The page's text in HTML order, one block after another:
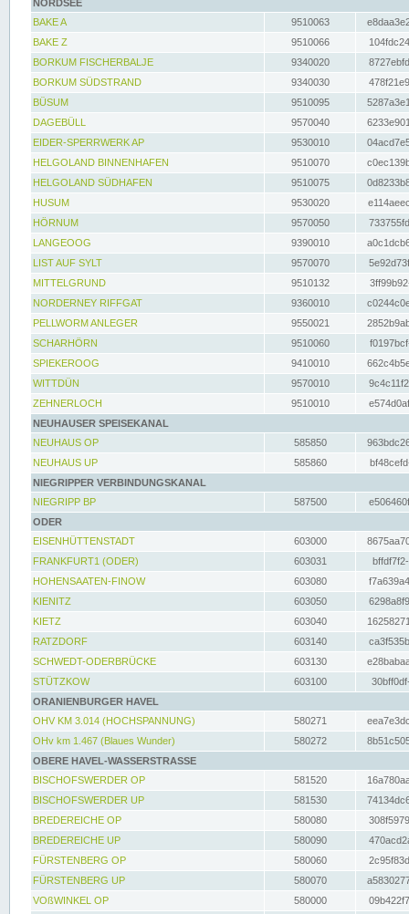
NORDSEE
BAKE A
9510063
BAKE Z
9510066
BORKUM FISCHERBALJE
9340020
BORKUM SÜDSTRAND
9340030
BÜSUM
9510095
DAGEBÜLL
9570040
EIDER-SPERRWERK AP
9530010
HELGOLAND BINNENHAFEN
9510070
HELGOLAND SÜDHAFEN
9510075
HUSUM
9530020
HÖRNUM
9570050
LANGEOOG
9390010
LIST AUF SYLT
9570070
MITTELGRUND
9510132
NORDERNEY RIFFGAT
9360010
PELLWORM ANLEGER
9550021
SCHARHÖRN
9510060
SPIEKEROOG
9410010
WITTDÜN
9570010
ZEHNERLOCH
9510010
NEUHAUSER SPEISEKANAL
NEUHAUS OP
585850
NEUHAUS UP
585860
NIEGRIPPER VERBINDUNGSKANAL
NIEGRIPP BP
587500
ODER
EISENHÜTTENSTADT
603000
FRANKFURT1 (ODER)
603031
HOHENSAATEN-FINOW
603080
KIENITZ
603050
KIETZ
603040
RATZDORF
603140
SCHWEDT-ODERBRÜCKE
603130
STÜTZKOW
603100
ORANIENBURGER HAVEL
OHV KM 3.014 (HOCHSPANNUNG)
580271
OHv km 1.467 (Blaues Wunder)
580272
OBERE HAVEL-WASSERSTRASSE
BISCHOFSWERDER OP
581520
BISCHOFSWERDER UP
581530
BREDEREICHE OP
580080
BREDEREICHE UP
580090
FÜRSTENBERG OP
580060
FÜRSTENBERG UP
580070
VOßWINKEL OP
580000